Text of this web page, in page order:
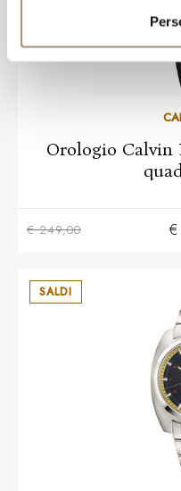
Orologio Calvin
€ 249,00
SALDI